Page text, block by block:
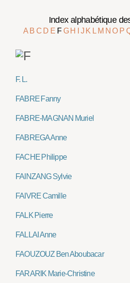
Index alphabétique
A B C D E FG H J K L M NO P
F. L.
FABRE Fanny
FABRE-MAGNAN Muriel
FABREGA Anne
FACHE Philippe
FAINZANG Sylvie
FAIVRE Camille
FALK Pierre
FALLAI Anne
FAOUZOUZ Ben Aboubacar
FARARIK Marie-Christine